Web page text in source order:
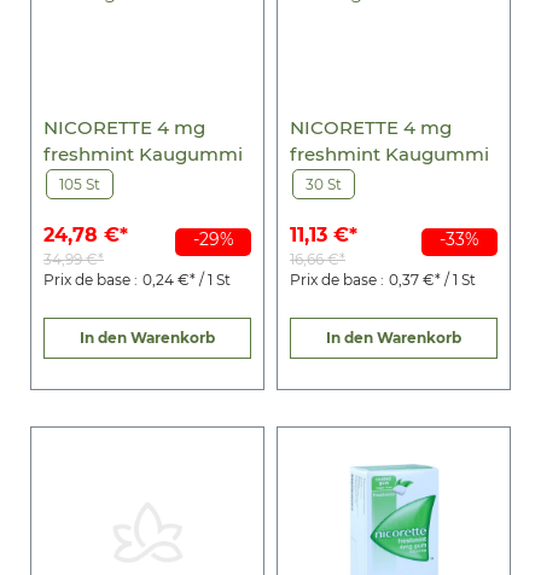
-29%
NICORETTE 4 mg
freshmint Kaugummi
105 St
24,78 €*
34,99 €*
Prix de base : 0,24 €* / 1 St
In den Warenkorb
-33%
NICORETTE 4 mg
freshmint Kaugummi
30 St
11,13 €*
16,66 €*
Prix de base : 0,37 €* / 1 St
In den Warenkorb